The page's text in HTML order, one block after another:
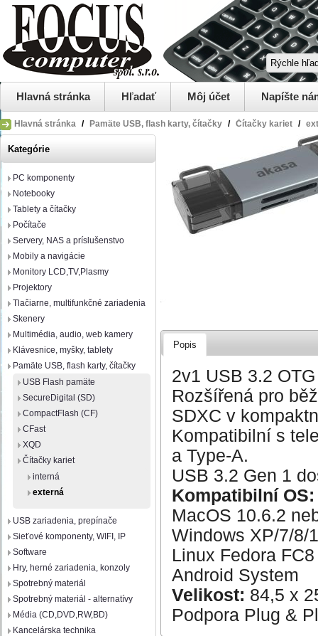
Hlavná stránka Hľadať Môj účet Napíšte
Hlavná stránka / Pamäte USB, flash karty, čítačky / Čítačky kariet /
Kategórie
PC komponenty
Notebooky
Tablety a čítačky
Počítače
Servery, NAS a príslušenstvo
Mobily a navigácie
Monitory LCD,TV,Plasmy
Projektory
Tlačiarne, multifunkčné zariadenia
Skenery
Multimédia, audio, web kamery
Klávesnice, myšky, tablety
Pamäte USB, flash karty, čítačky
USB Flash pamäte
SecureDigital (SD)
CompactFlash (CF)
CFast
XQD
Čítačky kariet
interná
externá
USB zariadenia, prepínače
Sieťové komponenty, WIFI, IP
Software
Hry, herné zariadenia, konzoly
Spotrebný materiál
Spotrebný materiál - alternatívy
Média (CD,DVD,RW,BD)
Kancelárska technika
Popis
2v1 USB 3.2
Rozšířená pro
SDXC v
Kompatibilní s
a Type-A.
USB 3.2 Gen 1
Kompatibilní OS:
MacOS 10.6.2
Windows XP/7/8/
Linux Fedora
Android System
Velikost: 84,5 x
Podpora Plug &